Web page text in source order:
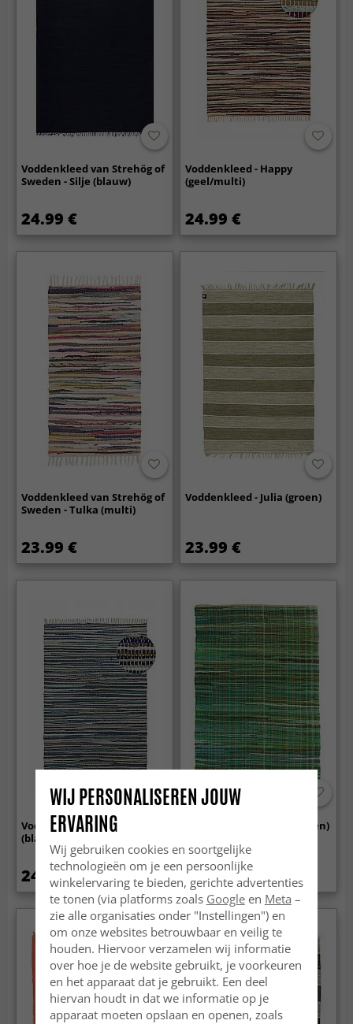
Voddenkleed van Strehög of
Sweden - Silje (blauw)
24.99 €
Voddenkleed - Happy
(geel/multi)
24.99 €
Voddenkleed van Strehög of
Sweden - Tulka (multi)
23.99 €
Voddenkleed - Julia (groen)
23.99 €
Voddenkleed - Home
(blauw/multi)
24.99 €
Voddenkleed - Home (groen)
24.99 €
WIJ PERSONALISEREN JOUW
ERVARING
Wij gebruiken cookies en soortgelijke
technologieën om je een persoonlijke
winkelervaring te bieden, gerichte advertenties
te tonen (via platforms zoals Googleen Meta –
zie alle organisaties onder "Instellingen") en
om onze websites betrouwbaar en veilig te
houden. Hiervoor verzamelen wij informatie
over hoe je de website gebruikt, je voorkeuren
en het apparaat dat je gebruikt. Een deel
hiervan houdt in dat we informatie op je
apparaat moeten opslaan en openen, zoals